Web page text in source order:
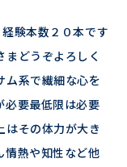
験本数２０本です
どうぞよろしく
ム系で繊細な心を
必要最低限は必要
はその体力が大き
情熱や知性など他